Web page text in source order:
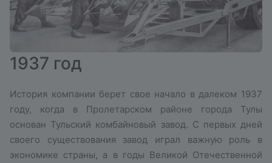
1937 год
История компании берет свое начало в далеком 1937
году, когда в Пролетарском районе города Тулы
основан Тульский комбайновый завод. С первых дней
своего существования завод играл важную роль в
экономике страны, а в годы Великой Отечественной